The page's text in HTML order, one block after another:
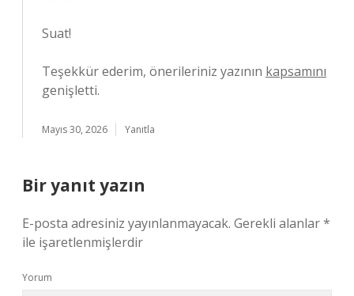
Suat!
Teşekkür ederim, önerileriniz yazının kapsamını
genişletti.
Mayıs 30, 2026 Yanıtla
Bir yanıt yazın
E-posta adresiniz yayınlanmayacak. Gerekli alanlar*
ile işaretlenmişlerdir
Yorum